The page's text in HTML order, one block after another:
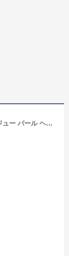
マックスマーラ ロゴモチーフ メタル クリスタル ビジュー パール ヘアピン 2点セット ゴールド ヘアアクセサリー ヘアクリップ 髪留め HAIRPY2 [並行輸入品]